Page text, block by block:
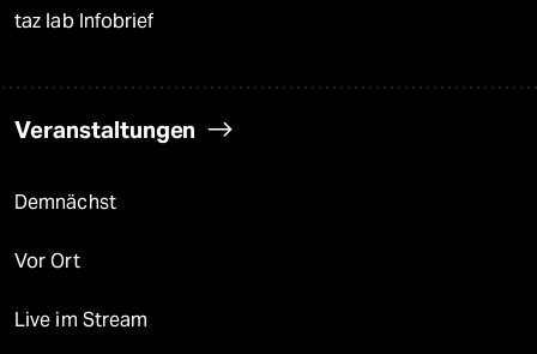
taz lab Infobrief
Veranstaltungen
Demnächst
Vor Ort
Live im Stream